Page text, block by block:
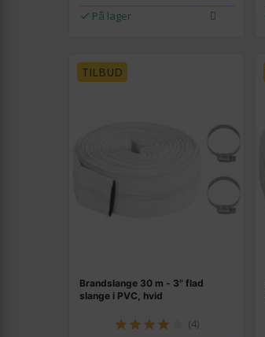
På lager
TILBUD
Brandslange 30 m - 3" flad
slange i PVC, hvid
(4)